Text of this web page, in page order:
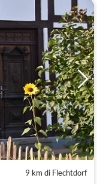
9 km di Flechtdorf